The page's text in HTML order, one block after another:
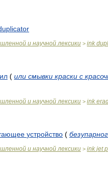
и научной лексики > ink
( или смывки краски с
и научной лексики > ink
устройство (
и научной лексики > ink jet